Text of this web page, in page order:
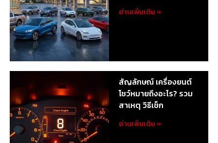
อ่านเพิ่มเติม »
สัญลักษณ์ เครื่องยนต์
โชว์หมายถึงอะไร? รวม
สาเหตุ วิธีเช็ก
อ่านเพิ่มเติม »